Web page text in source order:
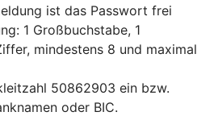
ist das Passwort frei
1 Großbuchstabe, 1
mindestens 8 und maximal
50862903 ein bzw.
oder BIC.